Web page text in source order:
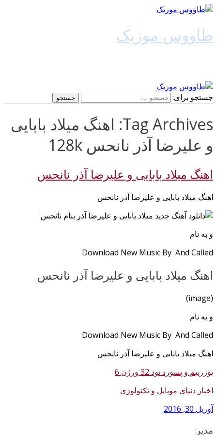
طاووس موزیک
جستجو برای:
Tag Archives: اهنگ میلاد بابایی
و علیرضا آذر نانحس 128k
اهنگ میلاد بابایی و علیرضا آذر نانحس
اهنگ میلاد بابایی و علیرضا آذر نانحس
و به نام
Download New Music By And Called
اهنگ میلاد بابایی و علیرضا آذر نانحس
(image)
و به نام
Download New Music By And Called
اهنگ میلاد بابایی و علیرضا آذر نانحس
یوزرنیم و پسورد نود 32 ورژن 6
اخبار دنیای موبایل و تکنولوژی
آوریل 30, 2016
مدیر: